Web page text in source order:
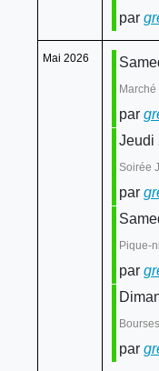
par
Mai 2026
par
Jeudi
Soirée
par
Pique-
par
par